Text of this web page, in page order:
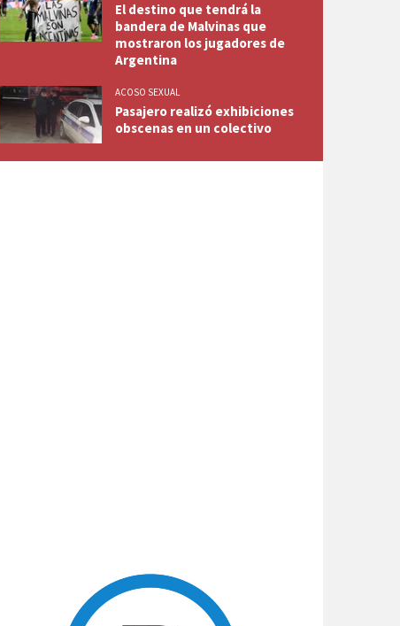
El destino que tendrá la
bandera de Malvinas que
mostraron los jugadores de
Argentina
ACOSO SEXUAL
Pasajero realizó exhibiciones
obscenas en un colectivo